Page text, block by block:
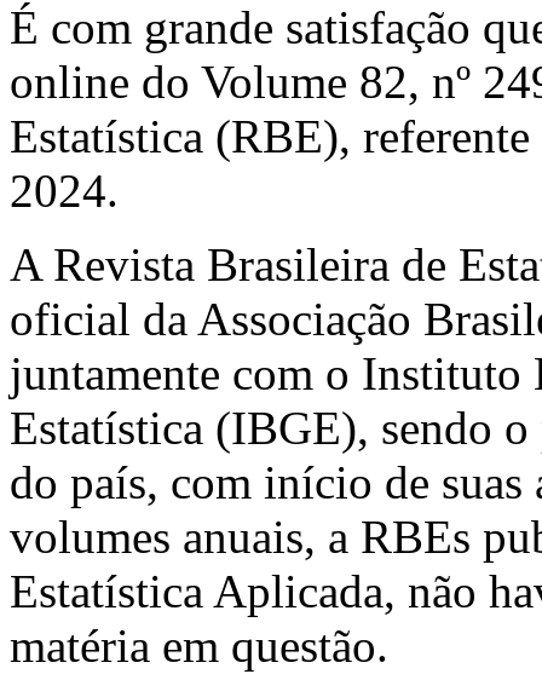
É com grande satisfação
online do Volume 82, nº
Estatística (RBE),
2024.
A Revista Brasileira de
oficial da Associação
juntamente com o Instituto
Estatística (IBGE), sendo
do país, com início de
volumes anuais, a RBEs
Estatística Aplicada, não
matéria em questão.